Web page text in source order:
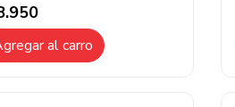
al carro